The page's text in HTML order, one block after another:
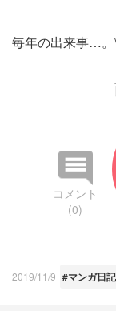
毎年の出来事…
コメント
(0)
2019/11/9 #マンガ日記